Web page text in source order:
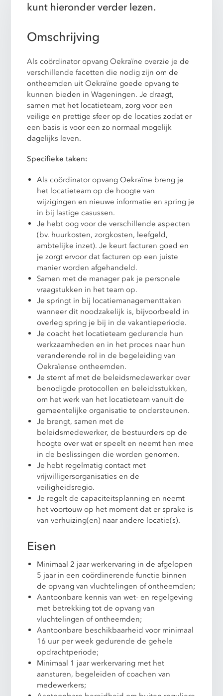
kunt hieronder verder lezen.
Omschrijving
Als coördinator opvang Oekraïne overzie je de
verschillende facetten die nodig zijn om de
ontheemden uit Oekraïne goede opvang te
kunnen bieden in Wageningen. Je draagt,
samen met het locatieteam, zorg voor een
veilige en prettige sfeer op de locaties zodat er
een basis is voor een zo normaal mogelijk
dagelijks leven.
Specifieke taken:
Als coördinator opvang Oekraïne breng je
het locatieteam op de hoogte van
wijzigingen en nieuwe informatie en spring je
in bij lastige casussen.
Je hebt oog voor de verschillende aspecten
(bv. huurkosten, zorgkosten, leefgeld,
ambtelijke inzet). Je keurt facturen goed en
je zorgt ervoor dat facturen op een juiste
manier worden afgehandeld.
Samen met de manager pak je personele
vraagstukken in het team op.
Je springt in bij locatiemanagementtaken
wanneer dit noodzakelijk is, bijvoorbeeld in
overleg spring je bij in de vakantieperiode.
Je coacht het locatieteam gedurende hun
werkzaamheden en in het proces naar hun
veranderende rol in de begeleiding van
Oekraïense ontheemden.
Je stemt af met de beleidsmedewerker over
benodigde protocollen en beleidsstukken,
om het werk van het locatieteam vanuit de
gemeentelijke organisatie te ondersteunen.
Je brengt, samen met de
beleidsmedewerker, de bestuurders op de
hoogte over wat er speelt en neemt hen mee
in de beslissingen die worden genomen.
Je hebt regelmatig contact met
vrijwilligersorganisaties en de
veiligheidsregio.
Je regelt de capaciteitsplanning en neemt
het voortouw op het moment dat er sprake is
van verhuizing(en) naar andere locatie(s).
Eisen
Minimaal 2 jaar werkervaring in de afgelopen
5 jaar in een coördinerende functie binnen
de opvang van vluchtelingen of ontheemden;
Aantoonbare kennis van wet- en regelgeving
met betrekking tot de opvang van
vluchtelingen of ontheemden;
Aantoonbare beschikbaarheid voor minimaal
16 uur per week gedurende de gehele
opdrachtperiode;
Minimaal 1 jaar werkervaring met het
aansturen, begeleiden of coachen van
medewerkers;